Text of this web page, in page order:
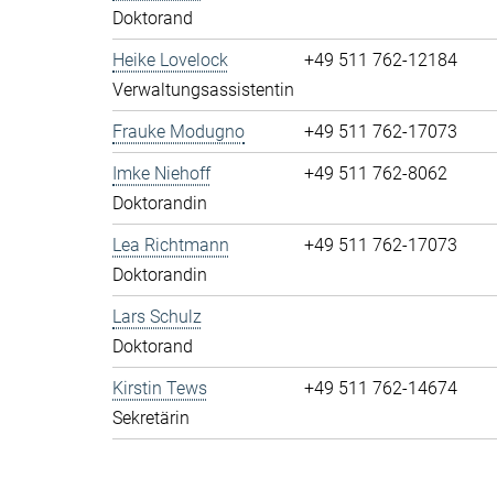
Doktorand
Heike Lovelock
Verwaltungsassistentin
+49 511 762-12184
Frauke Modugno +49 511 762-17073
Imke Niehoff
Doktorandin
+49 511 762-8062
Lea Richtmann
Doktorandin
+49 511 762-17073
Lars Schulz
Doktorand
Kirstin Tews
Sekretärin
+49 511 762-14674